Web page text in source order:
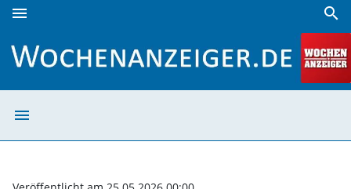
menu search
menu